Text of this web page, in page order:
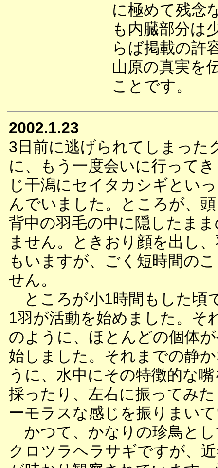
に極めて残念
も内臓部分は
らば掲載の許
山原の真実を
ことです。
2002.1.23
3日前に逃げられてしまった
に、もう一度会いに行って
じ干潟にセイタカシギとい
んでいました。ところが、
背中の羽毛の中に隠したま
ません。ときおり顔を出し
もいますが、ごく短時間の
せん。
ところが小1時間もした頃
1羽が活動を始めました。そ
のように、ほとんどの個体
始しました。それまでの静
うに、水中にその特徴的な
採ったり、左右に振ってみ
ーモラスな感じを振りまい
かつて、かなりの珍鳥と
クロツラヘラサギですが、